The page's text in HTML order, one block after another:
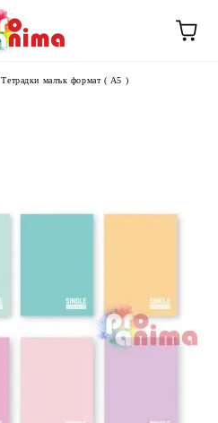
Тетрадки малък формат ( А5 )